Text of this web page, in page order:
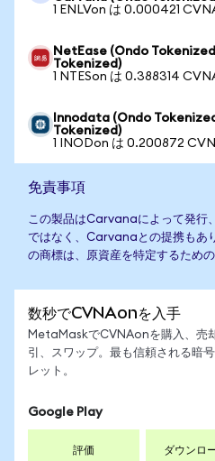
1 ENLVon は 0.000421
NetEase (Ondo
Tokenized)
1 NTESon は 0.388314
Innodata (Ondo
Tokenized)
1 INODon は 0.200872
免責事項
この製品はCarvanaによって発行
ではなく、Carvanaとの提携もあ
の商標は、原資産を特定するため
数秒でCVNAonを入手
MetaMaskでCVNAonを購入、売
引、スワップ。最も信頼される暗
レット。
Google Play
評価 ダウンロ